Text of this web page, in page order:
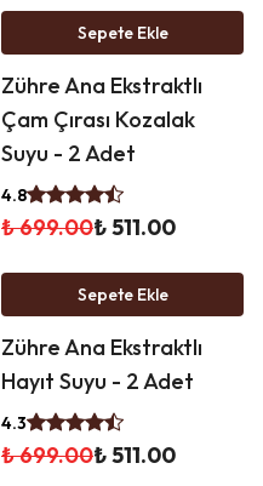
Sepete Ekle
Zühre Ana Ekstraktlı
Çam Çırası Kozalak
Suyu - 2 Adet
4.8
₺ 699.00₺ 511.00
Sepete Ekle
Zühre Ana Ekstraktlı
Hayıt Suyu - 2 Adet
4.3
₺ 699.00₺ 511.00